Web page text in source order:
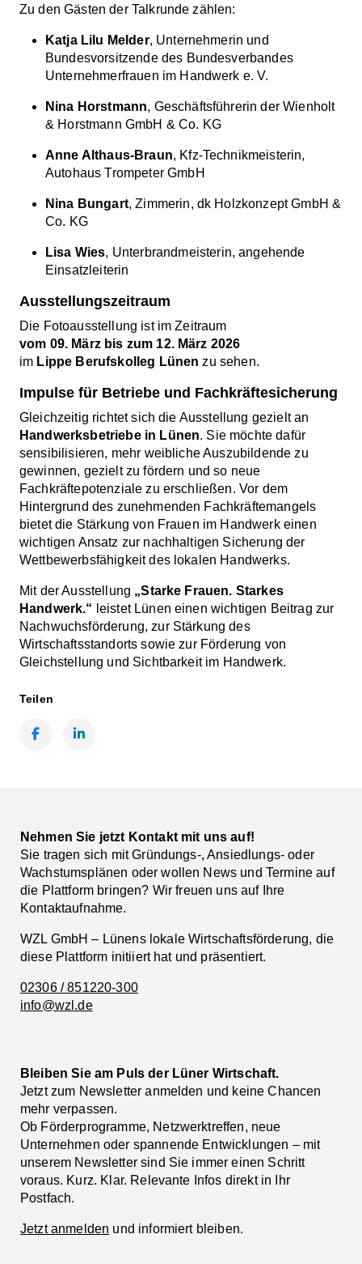
Zu den Gästen der Talkrunde zählen:
Katja Lilu Melder, Unternehmerin und
Bundesvorsitzende des Bundesverbandes
Unternehmerfrauen im Handwerk e. V.
Nina Horstmann, Geschäftsführerin der Wienholt
& Horstmann GmbH & Co. KG
Anne Althaus-Braun, Kfz-Technikmeisterin,
Autohaus Trompeter GmbH
Nina Bungart, Zimmerin, dk Holzkonzept GmbH &
Co. KG
Lisa Wies, Unterbrandmeisterin, angehende
Einsatzleiterin
Ausstellungszeitraum
Die Fotoausstellung ist im Zeitraum
vom 09. März bis zum 12. März 2026
im Lippe Berufskolleg Lünen zu sehen.
Impulse für Betriebe und Fachkräftesicherung
Gleichzeitig richtet sich die Ausstellung gezielt an
Handwerksbetriebe in Lünen. Sie möchte dafür
sensibilisieren, mehr weibliche Auszubildende zu
gewinnen, gezielt zu fördern und so neue
Fachkräftepotenziale zu erschließen. Vor dem
Hintergrund des zunehmenden Fachkräftemangels
bietet die Stärkung von Frauen im Handwerk einen
wichtigen Ansatz zur nachhaltigen Sicherung der
Wettbewerbsfähigkeit des lokalen Handwerks.
Mit der Ausstellung „Starke Frauen. Starkes
Handwerk.“ leistet Lünen einen wichtigen Beitrag zur
Nachwuchsförderung, zur Stärkung des
Wirtschaftsstandorts sowie zur Förderung von
Gleichstellung und Sichtbarkeit im Handwerk.
Teilen
Nehmen Sie jetzt Kontakt mit uns auf!
Sie tragen sich mit Gründungs-, Ansiedlungs- oder
Wachstumsplänen oder wollen News und Termine auf
die Plattform bringen? Wir freuen uns auf Ihre
Kontaktaufnahme.
WZL GmbH – Lünens lokale Wirtschaftsförderung, die
diese Plattform initiiert hat und präsentiert.
02306 / 851220-300
info@wzl.de
Bleiben Sie am Puls der Lüner Wirtschaft.
Jetzt zum Newsletter anmelden und keine Chancen
mehr verpassen.
Ob Förderprogramme, Netzwerktreffen, neue
Unternehmen oder spannende Entwicklungen – mit
unserem Newsletter sind Sie immer einen Schritt
voraus. Kurz. Klar. Relevante Infos direkt in Ihr
Postfach.
Jetzt anmelden und informiert bleiben.